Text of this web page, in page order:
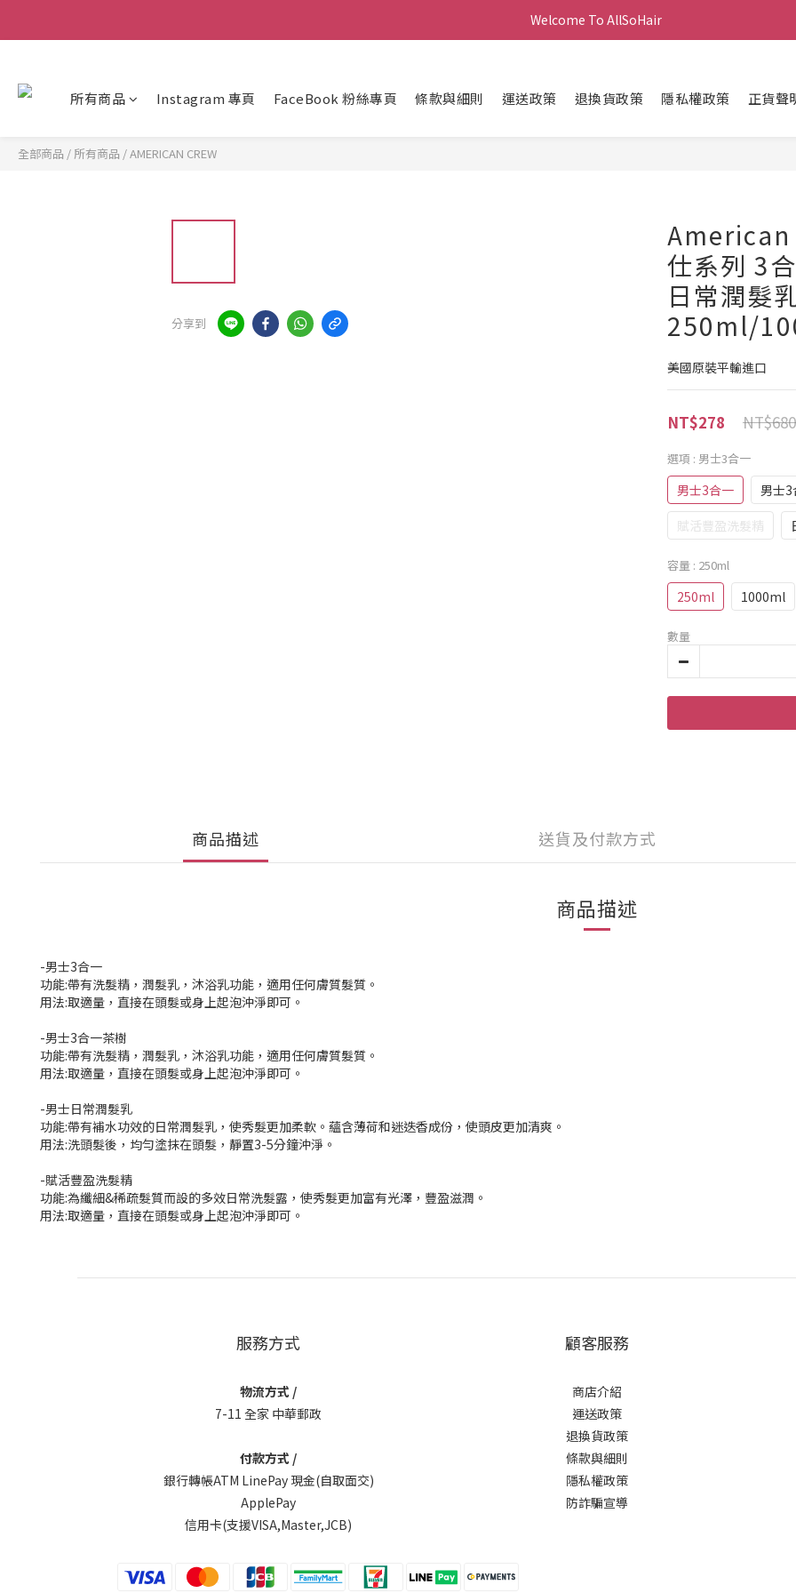
Welcome To AllSoHair
所有商品 Instagram 專頁 FaceBook 粉絲專頁 條款與細則 運送政策 退換貨政策 隱私權政策 正貨聲
全部商品 / 所有商品 /AMERICAN CREW
分享到
American
仕系列 3
日常潤髮
250ml/
美國原裝平輸進口
NT$680
NT$278
選項 : 男士3合一
男士3合一
男士3
賦活豐盈洗髮精
容量 : 250ml
250ml 1000ml
數量
商品描述 送貨及付款方式
商品描述
-男士3合一
功能:帶有洗髮精，潤髮乳，沐浴乳功能，適用任何膚質髮質。
用法:取適量，直接在頭髮或身上起泡沖淨即可。
-男士3合一茶樹
功能:帶有洗髮精，潤髮乳，沐浴乳功能，適用任何膚質髮質。
用法:取適量，直接在頭髮或身上起泡沖淨即可。
-男士日常潤髮乳
功能:帶有補水功效的日常潤髮乳，使秀髮更加柔軟。蘊含薄荷和迷迭香成份，使頭皮更加清爽。
用法:洗頭髮後，均勻塗抹在頭髮，靜置3-5分鐘沖淨。
-賦活豐盈洗髮精
功能:為纖細&稀疏髮質而設的多效日常洗髮露，使秀髮更加富有光澤，豐盈滋潤。
用法:取適量，直接在頭髮或身上起泡沖淨即可。
服務方式
物流方式 /
7-11 全家 中華郵政
付款方式 /
銀行轉帳ATM LinePay 現金(自取面交)
ApplePay
信用卡(支援VISA,Master,JCB)
顧客服務
商店介紹
運送政策
退換貨政策
條款與細則
隱私權政策
防詐騙宣導